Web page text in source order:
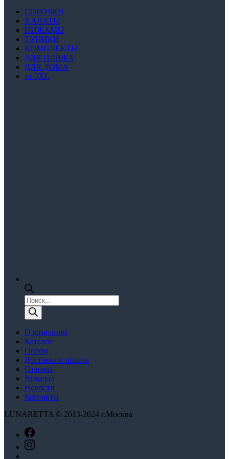
СОРОЧКИ
ХАЛАТЫ
ПИЖАМЫ
ТУНИКИ
КОМПЛЕКТЫ
ДЛЯ ПЛЯЖА
ДЛЯ ДОМА
от 3XL
Поиск
товаров
О компании
Каталог
Оптом
Доставка и оплата
Отзывы
Размеры
Новости
Контакты
LUNARETTA © 2013-2024 г.Москва